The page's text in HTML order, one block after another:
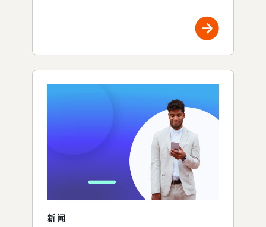
新闻